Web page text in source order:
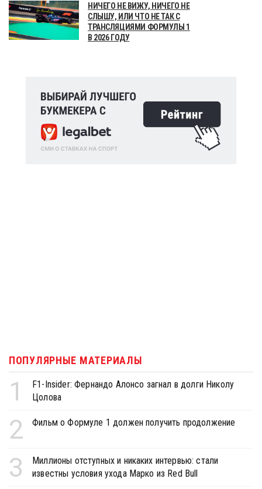
НИЧЕГО НЕ ВИЖУ, НИЧЕГО НЕ
СЛЫШУ, ИЛИ ЧТО НЕ ТАК С
ТРАНСЛЯЦИЯМИ ФОРМУЛЫ 1
В 2026 ГОДУ
ПОПУЛЯРНЫЕ МАТЕРИАЛЫ
1
F1-Insider: Фернандо Алонсо загнал в долги Николу
Цолова
2 Фильм о Формуле 1 должен получить продолжение
3
Миллионы отступных и никаких интервью: стали
известны условия ухода Марко из Red Bull